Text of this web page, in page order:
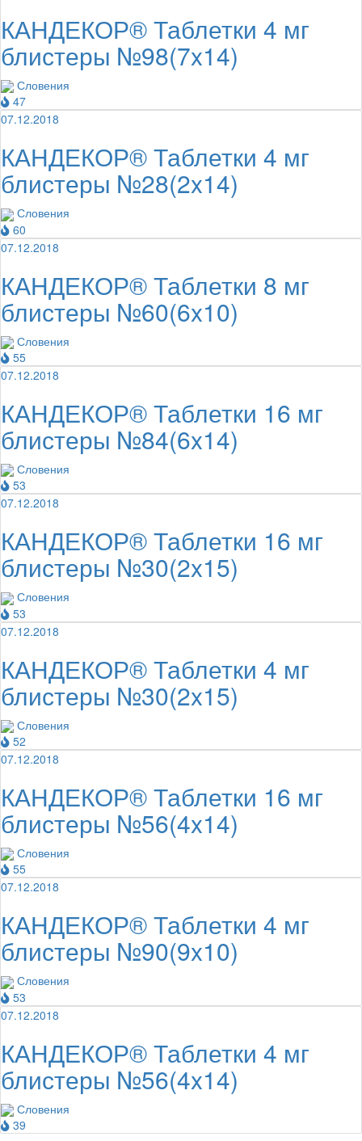
КАНДЕКОР® Таблетки 4 мг
блистеры №98(7x14)
Словения
47
07.12.2018
КАНДЕКОР® Таблетки 4 мг
блистеры №28(2x14)
Словения
60
07.12.2018
КАНДЕКОР® Таблетки 8 мг
блистеры №60(6x10)
Словения
55
07.12.2018
КАНДЕКОР® Таблетки 16 мг
блистеры №84(6x14)
Словения
53
07.12.2018
КАНДЕКОР® Таблетки 16 мг
блистеры №30(2x15)
Словения
53
07.12.2018
КАНДЕКОР® Таблетки 4 мг
блистеры №30(2x15)
Словения
52
07.12.2018
КАНДЕКОР® Таблетки 16 мг
блистеры №56(4x14)
Словения
55
07.12.2018
КАНДЕКОР® Таблетки 4 мг
блистеры №90(9x10)
Словения
53
07.12.2018
КАНДЕКОР® Таблетки 4 мг
блистеры №56(4x14)
Словения
39